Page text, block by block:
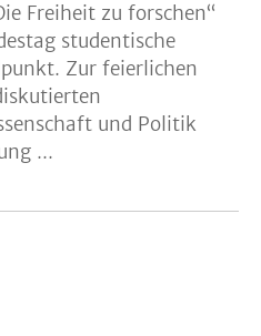
Freiheit zu forschen“
studentische
Zur feierlichen
und Politik
...